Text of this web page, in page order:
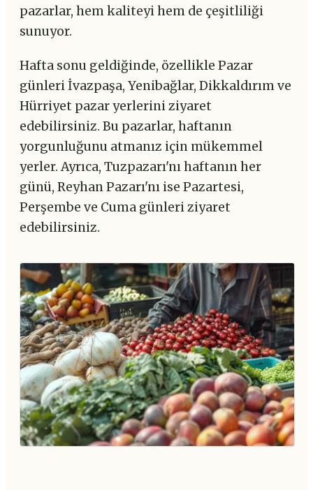
pazarlar, hem kaliteyi hem de çeşitliliği
sunuyor.
Hafta sonu geldiğinde, özellikle Pazar
günleri İvazpaşa, Yenibağlar, Dikkaldırım ve
Hürriyet pazar yerlerini ziyaret
edebilirsiniz. Bu pazarlar, haftanın
yorgunluğunu atmanız için mükemmel
yerler. Ayrıca, Tuzpazarı'nı haftanın her
günü, Reyhan Pazarı'nı ise Pazartesi,
Perşembe ve Cuma günleri ziyaret
edebilirsiniz.